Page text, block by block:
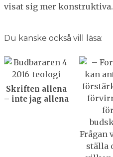
visat sig mer konstruktiva.
Du kanske också vill läsa:
Skriften allena
– inte jag allena